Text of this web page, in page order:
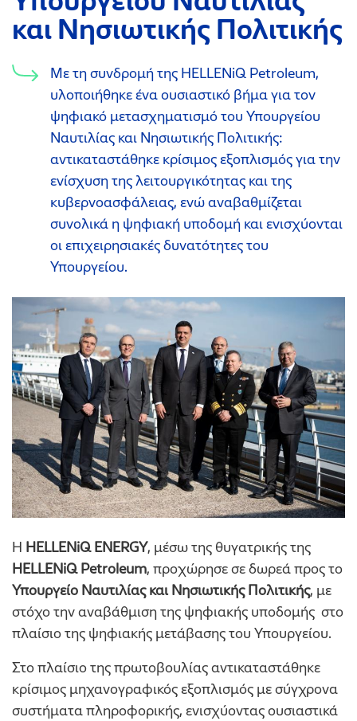
και Νησιωτικής Πολιτικής
Με τη συνδρομή της HELLENiQ Petroleum,
υλοποιήθηκε ένα ουσιαστικό βήμα για τον
ψηφιακό μετασχηματισμό του Υπουργείου
Ναυτιλίας και Νησιωτικής Πολιτικής:
αντικαταστάθηκε κρίσιμος εξοπλισμός για την
ενίσχυση της λειτουργικότητας και της
κυβερνοασφάλειας, ενώ αναβαθμίζεται
συνολικά η ψηφιακή υποδομή και ενισχύονται
οι επιχειρησιακές δυνατότητες του
Υπουργείου.
Η HELLENiQ ENERGY, μέσω της θυγατρικής της
HELLENiQ Petroleum, προχώρησε σε δωρεά προς το
Υπουργείο Ναυτιλίας και Νησιωτικής Πολιτικής, με
στόχο την αναβάθμιση της ψηφιακής υποδομής στο
πλαίσιο της ψηφιακής μετάβασης του Υπουργείου.
Στο πλαίσιο της πρωτοβουλίας αντικαταστάθηκε
κρίσιμος μηχανογραφικός εξοπλισμός με σύγχρονα
συστήματα πληροφορικής, ενισχύοντας ουσιαστικά